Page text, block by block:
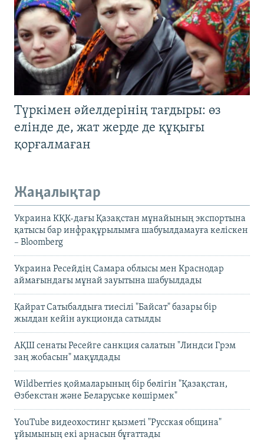
Түркімен әйелдерінің тағдыры: өз
елінде де, жат жерде де құқығы
қорғалмаған
Жаңалықтар
Украина КҚК-дағы Қазақстан мұнайының экспортына
қатысы бар инфрақұрылымға шабуылдамауға келіскен
– Bloomberg
Украина Ресейдің Самара облысы мен Краснодар
аймағындағы мұнай зауытына шабуылдады
Қайрат Сатыбалдыға тиесілі "Байсат" базары бір
жылдан кейін аукционда сатылды
АҚШ сенаты Ресейге санкция салатын "Линдси Грэм
заң жобасын" мақұлдады
Wildberries қоймаларының бір бөлігін "Қазақстан,
Өзбекстан және Беларуське көшірмек"
YouTube видеохостинг қызметі "Русская община"
ұйымының екі арнасын бұғаттады